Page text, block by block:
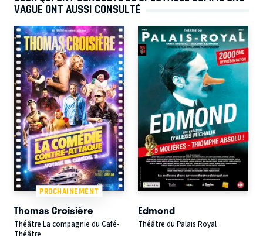
VAGUE ONT AUSSI CONSULTÉ
PROCHAINEMENT
Thomas Croisière
Théâtre La compagnie du Café-
Théâtre
Edmond
Théâtre du Palais Royal